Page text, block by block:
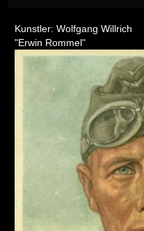
Kunstler: Wolfgang Willrich
"Erwin Rommel"